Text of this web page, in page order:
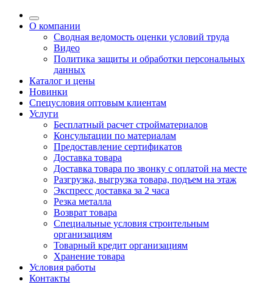
О компании
Сводная ведомость оценки условий труда
Видео
Политика защиты и обработки персональных
данных
Каталог и цены
Новинки
Спецусловия оптовым клиентам
Услуги
Бесплатный расчет стройматериалов
Консультации по материалам
Предоставление сертификатов
Доставка товара
Доставка товара по звонку с оплатой на месте
Разгрузка, выгрузка товара, подъем на этаж
Экспресс доставка за 2 часа
Резка металла
Возврат товара
Специальные условия строительным
организациям
Товарный кредит организациям
Хранение товара
Условия работы
Контакты